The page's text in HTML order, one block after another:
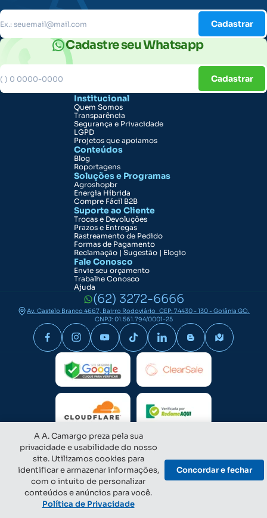
Cadastrar
Cadastre seu Whatsapp
Cadastrar
Institucional
Quem Somos
Transparência
Segurança e Privacidade
LGPD
Projetos que apoiamos
Conteúdos
Blog
Roportagens
Soluções e Programas
Agroshopbr
Energia Híbrida
Compre Fácil B2B
Suporte ao Cliente
Trocas e Devoluções
Prazos e Entregas
Rastreamento de Pedido
Formas de Pagamento
Reclamação | Sugestão | Elogio
Fale Conosco
Envie seu orçamento
Trabalhe Conosco
Ajuda
(62) 3272-6666
Av. Castelo Branco 4667, Bairro Rodoviário CEP: 74430 - 130 - Goiânia GO.
CNPJ: 01.561.794/0001-25
A A. Camargo preza pela sua
privacidade e usabilidade do nosso
site. Utilizamos cookies para
identificar e armazenar informações,
com o intuito de personalizar
conteúdos e anúncios para você.
Política de Privacidade
Concordar e fechar